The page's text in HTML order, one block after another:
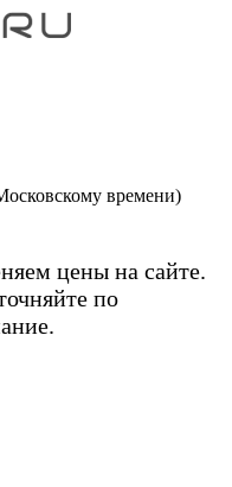
времени)
цены на сайте.
по